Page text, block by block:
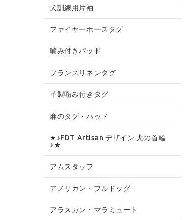
犬訓練用片袖
ファイヤーホースタグ
噛み付きパッド
フランスリネンタグ
革製噛み付きタグ
麻のタグ・パッド
★♪FDT Artisan デザイン 犬の首輪
♪★
アムスタッフ
アメリカン・ブルドッグ
アラスカン・マラミュート